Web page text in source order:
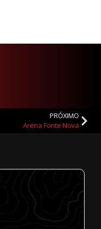
PRÓXIMO
Arena Fonte Nova